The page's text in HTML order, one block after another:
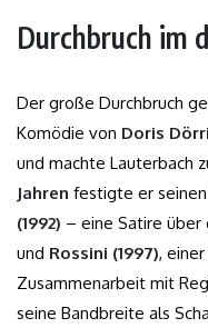
Durchbruch im
Der große Durchbruch
Komödie von Doris
und machte Lauterbach
Jahren festigte er
(1992) – eine Satire
und Rossini (1997),
Zusammenarbeit mit
seine Bandbreite als